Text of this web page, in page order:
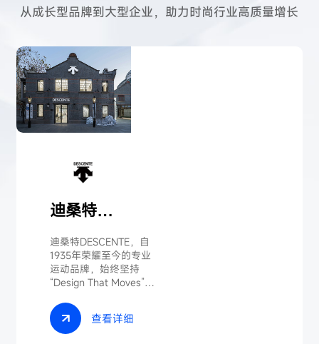
内衣
皮具 鞋子 样衣
资产管理
从成长型品牌到大型企业，助力时尚行业高质量增长
迪桑特
DESCENTE
迪桑特DESCENTE，自
1935年荣耀至今的专业
运动品牌，始终坚持
“Design That Moves”以
将创新科技与设计美学
相融合，在滑雪、高尔
夫、铁人三项等多个专
查看详细